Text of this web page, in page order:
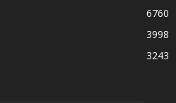
6760
3998
3243